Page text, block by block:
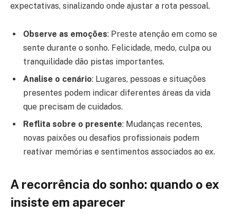
expectativas, sinalizando onde ajustar a rota pessoal.
Observe as emoções: Preste atenção em como se
sente durante o sonho. Felicidade, medo, culpa ou
tranquilidade dão pistas importantes.
Analise o cenário: Lugares, pessoas e situações
presentes podem indicar diferentes áreas da vida
que precisam de cuidados.
Reflita sobre o presente: Mudanças recentes,
novas paixões ou desafios profissionais podem
reativar memórias e sentimentos associados ao ex.
A recorrência do sonho: quando o ex
insiste em aparecer